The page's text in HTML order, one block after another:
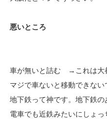
悪いところ
車が無いと詰む →これは大
マジで車ないと移動できない
地下鉄って神です。地下鉄の
電車でも近鉄みたいにしょ